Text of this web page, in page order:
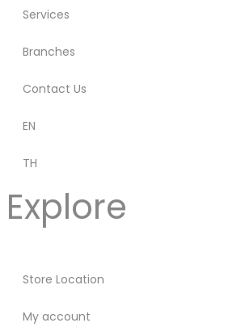
Services
Branches
Contact Us
EN
TH
Explore
Store Location
My account